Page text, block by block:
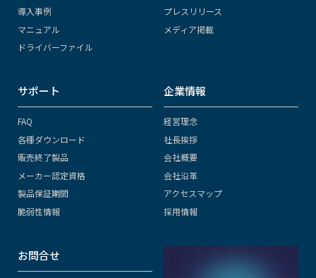
導入事例
マニュアル
ドライバーファイル
プレスリリース
メディア掲載
サポート
FAQ
各種ダウンロード
販売終了製品
メーカー認定資格
製品保証期間
脆弱性情報
企業情報
経営理念
社長挨拶
会社概要
会社沿革
アクセスマップ
採用情報
お問合せ